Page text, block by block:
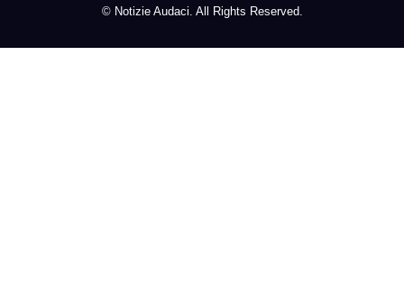
© Notizie Audaci. All Rights Reserved.